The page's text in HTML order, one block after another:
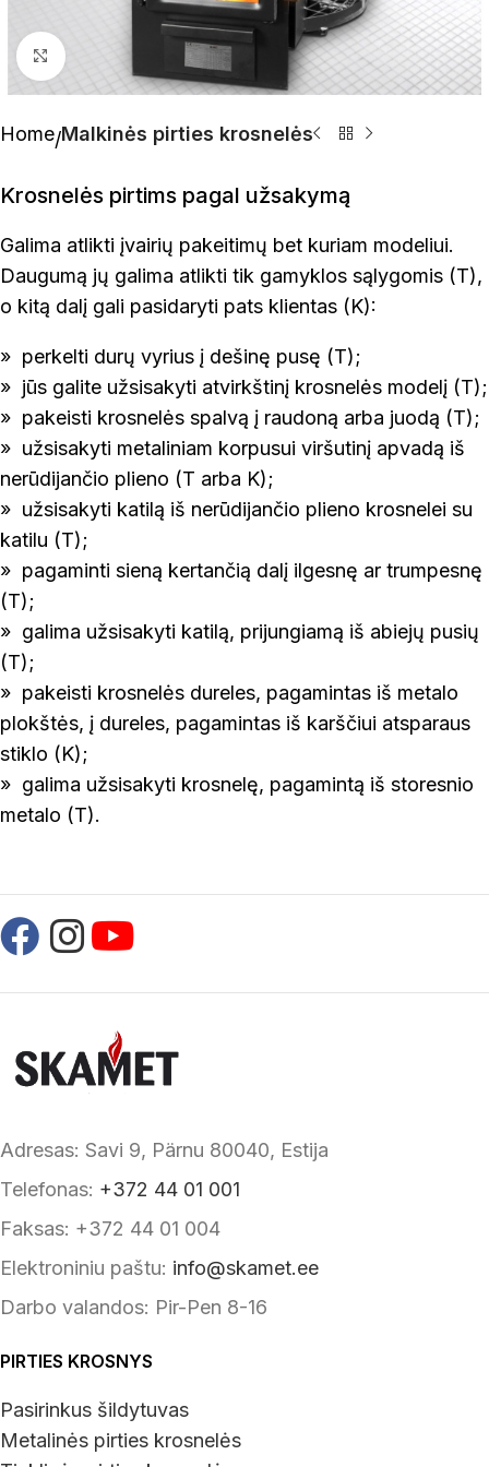
Click to enlarge
Home Malkinės pirties krosnelės
Krosnelės pirtims pagal užsakymą
Galima atlikti įvairių pakeitimų bet kuriam modeliui.
Daugumą jų galima atlikti tik gamyklos sąlygomis (T),
o kitą dalį gali pasidaryti pats klientas (K):
» perkelti durų vyrius į dešinę pusę (T);
» jūs galite užsisakyti atvirkštinį krosnelės modelį (T);
» pakeisti krosnelės spalvą į raudoną arba juodą (T);
» užsisakyti metaliniam korpusui viršutinį apvadą iš
nerūdijančio plieno (T arba K);
» užsisakyti katilą iš nerūdijančio plieno krosnelei su
katilu (T);
» pagaminti sieną kertančią dalį ilgesnę ar trumpesnę
(T);
» galima užsisakyti katilą, prijungiamą iš abiejų pusių
(T);
» pakeisti krosnelės dureles, pagamintas iš metalo
plokštės, į dureles, pagamintas iš karščiui atsparaus
stiklo (K);
» galima užsisakyti krosnelę, pagamintą iš storesnio
metalo (T).
Adresas: Savi 9, Pärnu 80040, Estija
Telefonas: +372 44 01 001
Faksas: +372 44 01 004
Elektroniniu paštu: info@skamet.ee
Darbo valandos: Pir-Pen 8-16
PIRTIES KROSNYS
Pasirinkus šildytuvas
Metalinės pirties krosnelės